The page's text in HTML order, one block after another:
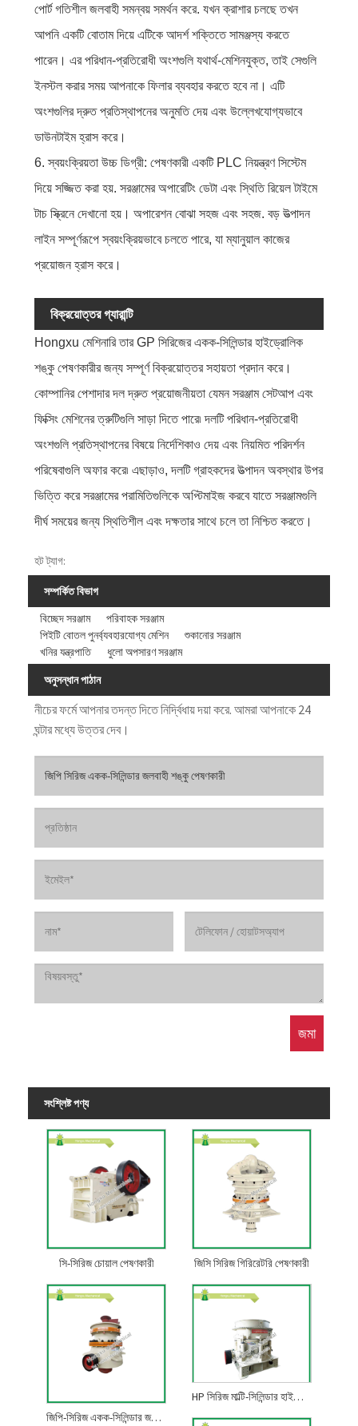
পোর্ট গতিশীল জলবাহী সমন্বয় সমর্থন করে. যখন ক্রাশার চলছে তখন
আপনি একটি বোতাম দিয়ে এটিকে আদর্শ শক্তিতে সামঞ্জস্য করতে
পারেন। এর পরিধান-প্রতিরোধী অংশগুলি যথার্থ-মেশিনযুক্ত, তাই সেগুলি
ইনস্টল করার সময় আপনাকে ফিলার ব্যবহার করতে হবে না। এটি
অংশগুলির দ্রুত প্রতিস্থাপনের অনুমতি দেয় এবং উল্লেখযোগ্যভাবে
ডাউনটাইম হ্রাস করে।
6. স্বয়ংক্রিয়তা উচ্চ ডিগ্রী: পেষণকারী একটি PLC নিয়ন্ত্রণ সিস্টেম
দিয়ে সজ্জিত করা হয়. সরঞ্জামের অপারেটিং ডেটা এবং স্থিতি রিয়েল টাইমে
টাচ স্ক্রিনে দেখানো হয়। অপারেশন বোঝা সহজ এবং সহজ. বড় উত্পাদন
লাইন সম্পূর্ণরূপে স্বয়ংক্রিয়ভাবে চলতে পারে, যা ম্যানুয়াল কাজের
প্রয়োজন হ্রাস করে।
বিক্রয়োত্তর গ্যারান্টি
Hongxu মেশিনারি তার GP সিরিজের একক-সিলিন্ডার হাইড্রোলিক
শঙ্কু পেষণকারীর জন্য সম্পূর্ণ বিক্রয়োত্তর সহায়তা প্রদান করে।
কোম্পানির পেশাদার দল দ্রুত প্রয়োজনীয়তা যেমন সরঞ্জাম সেটআপ এবং
ফিক্সিং মেশিনের ত্রুটিগুলি সাড়া দিতে পারে৷ দলটি পরিধান-প্রতিরোধী
অংশগুলি প্রতিস্থাপনের বিষয়ে নির্দেশিকাও দেয় এবং নিয়মিত পরিদর্শন
পরিষেবাগুলি অফার করে৷ এছাড়াও, দলটি গ্রাহকদের উত্পাদন অবস্থার উপর
ভিত্তি করে সরঞ্জামের পরামিতিগুলিকে অপ্টিমাইজ করবে যাতে সরঞ্জামগুলি
দীর্ঘ সময়ের জন্য স্থিতিশীল এবং দক্ষতার সাথে চলে তা নিশ্চিত করতে।
হট ট্যাগ:
সম্পর্কিত বিভাগ
বিচ্ছেদ সরঞ্জাম
পরিবাহক সরঞ্জাম
পিইটি বোতল পুনর্ব্যবহারযোগ্য মেশিন
শুকানোর সরঞ্জাম
খনির যন্ত্রপাতি
ধুলো অপসারণ সরঞ্জাম
অনুসন্ধান পাঠান
নীচের ফর্মে আপনার তদন্ত দিতে নির্দ্বিধায় দয়া করে. আমরা আপনাকে 24
ঘন্টার মধ্যে উত্তর দেব।
সংশ্লিষ্ট পণ্য
সি-সিরিজ চোয়াল পেষণকারী জিসি সিরিজ গিরিরেটরি পেষণকারী
জিপি-সিরিজ একক-সিলিন্ডার জলবাহী শঙ্কু পেষণকারী
HP সিরিজ মাল্টি-সিলিন্ডার হাইড্রোলিক শঙ্কু পেষণকারী